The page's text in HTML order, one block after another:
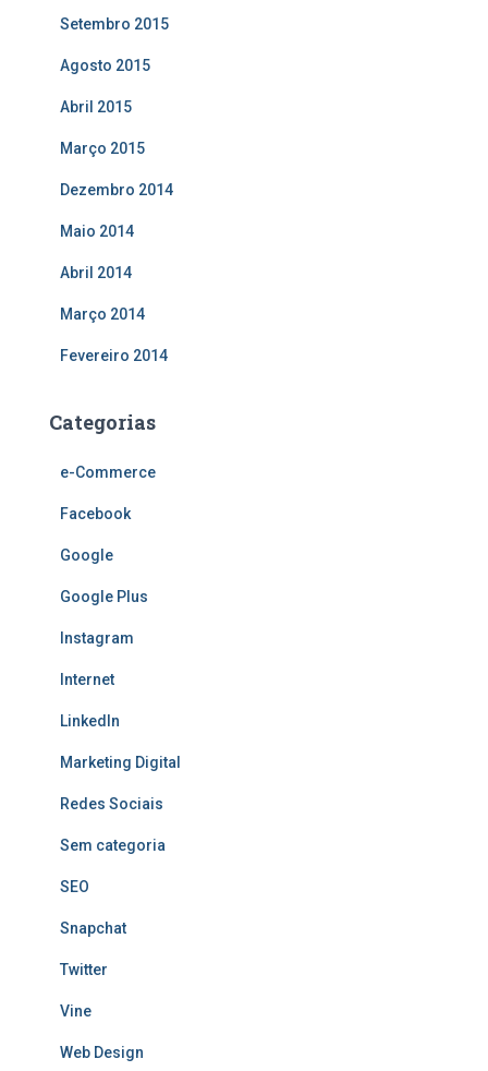
Setembro 2015
Agosto 2015
Abril 2015
Março 2015
Dezembro 2014
Maio 2014
Abril 2014
Março 2014
Fevereiro 2014
Categorias
e-Commerce
Facebook
Google
Google Plus
Instagram
Internet
LinkedIn
Marketing Digital
Redes Sociais
Sem categoria
SEO
Snapchat
Twitter
Vine
Web Design